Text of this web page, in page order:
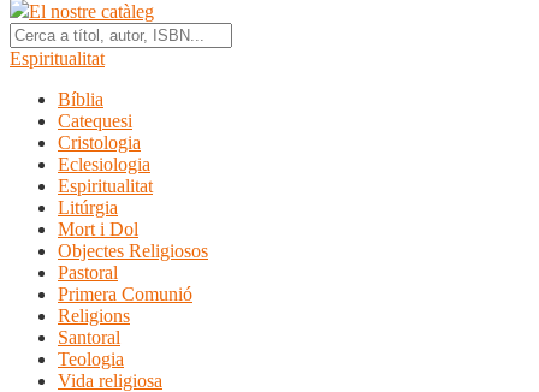
El nostre catàleg
Espiritualitat
Bíblia
Catequesi
Cristologia
Eclesiologia
Espiritualitat
Litúrgia
Mort i Dol
Objectes Religiosos
Pastoral
Primera Comunió
Religions
Santoral
Teologia
Vida religiosa